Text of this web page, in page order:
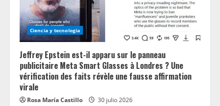
Ciencia y tecnologia
Jeffrey Epstein est-il apparu sur le panneau
publicitaire Meta Smart Glasses à Londres ? Une
vérification des faits révèle une fausse affirmation
virale
Rosa María Castillo 30 julio 2026